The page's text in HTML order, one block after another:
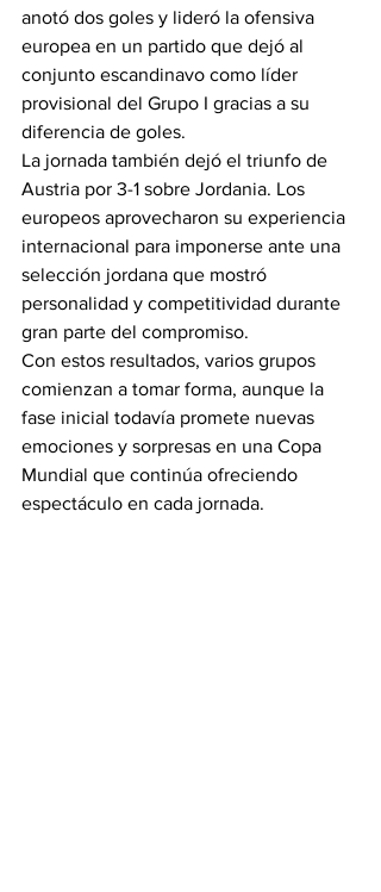
anotó dos goles y lideró la ofensiva
europea en un partido que dejó al
conjunto escandinavo como líder
provisional del Grupo I gracias a su
diferencia de goles.
La jornada también dejó el triunfo de
Austria por 3-1 sobre Jordania. Los
europeos aprovecharon su experiencia
internacional para imponerse ante una
selección jordana que mostró
personalidad y competitividad durante
gran parte del compromiso.
Con estos resultados, varios grupos
comienzan a tomar forma, aunque la
fase inicial todavía promete nuevas
emociones y sorpresas en una Copa
Mundial que continúa ofreciendo
espectáculo en cada jornada.